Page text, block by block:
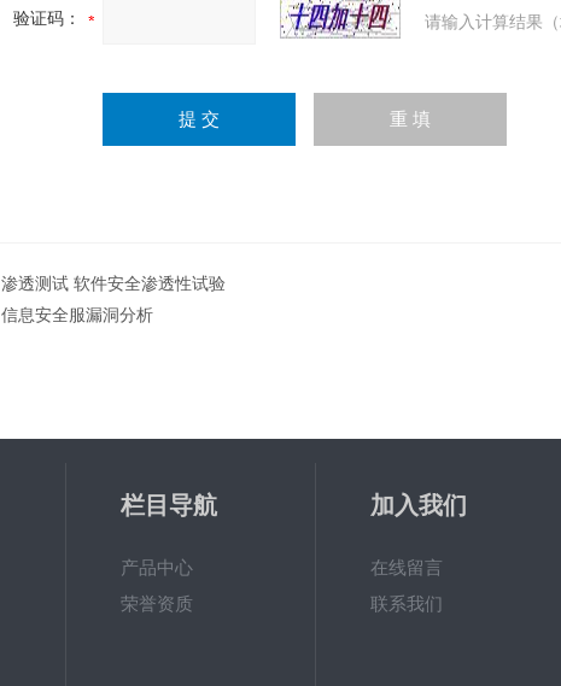
验证码： 请输入计算结果
渗透测试 软件安全渗透性试验
信息安全服漏洞分析
栏目导航
产品中心
荣誉资质
加入我们
在线留言
联系我们